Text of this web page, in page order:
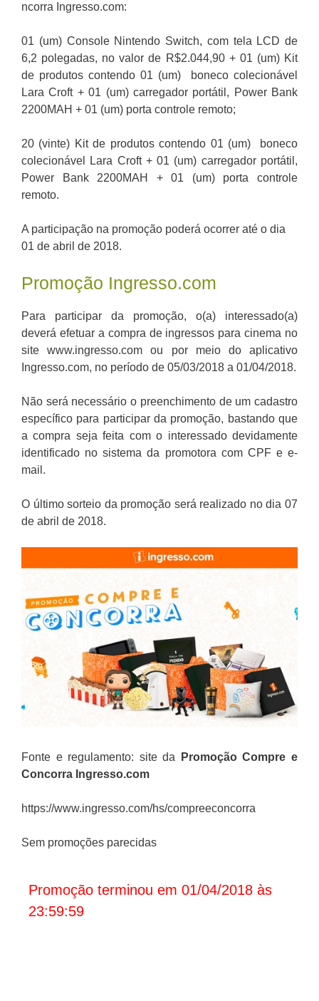
ncorra Ingresso.com:
01 (um) Console Nintendo Switch, com tela LCD de
6,2 polegadas, no valor de R$2.044,90 + 01 (um) Kit
de produtos contendo 01 (um) boneco colecionável
Lara Croft + 01 (um) carregador portátil, Power Bank
2200MAH + 01 (um) porta controle remoto;
20 (vinte) Kit de produtos contendo 01 (um) boneco
colecionável Lara Croft + 01 (um) carregador portátil,
Power Bank 2200MAH + 01 (um) porta controle
remoto.
A participação na promoção poderá ocorrer até o dia
01 de abril de 2018.
Promoção Ingresso.com
Para participar da promoção, o(a) interessado(a)
deverá efetuar a compra de ingressos para cinema no
site www.ingresso.com ou por meio do aplicativo
Ingresso.com, no período de 05/03/2018 a 01/04/2018.
Não será necessário o preenchimento de um cadastro
específico para participar da promoção, bastando que
a compra seja feita com o interessado devidamente
identificado no sistema da promotora com CPF e e-
mail.
O último sorteio da promoção será realizado no dia 07
de abril de 2018.
Fonte e regulamento: site da PromoçãoCompre e
Concorra Ingresso.com
https://www.ingresso.com/hs/compreeconcorra
Sem promoções parecidas
Promoção terminou em 01/04/2018 às
23:59:59